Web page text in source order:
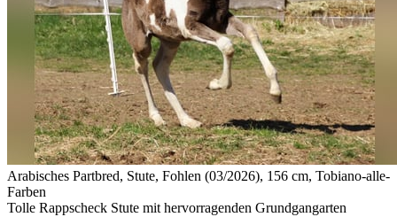
Arabisches Partbred, Stute, Fohlen (03/2026), 156 cm, Tobiano-alle-
Farben
Tolle Rappscheck Stute mit hervorragenden Grundgangarten